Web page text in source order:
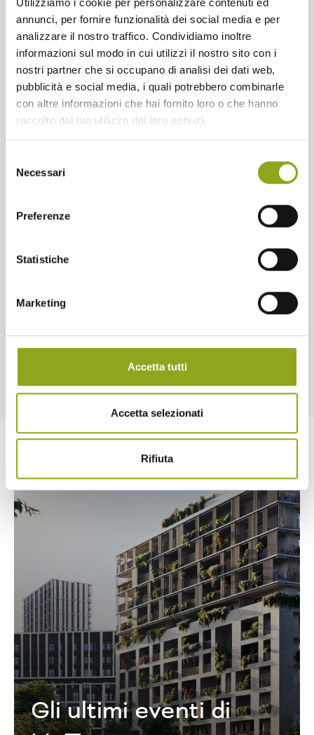
annunci, per fornire funzionalità dei social media e per
analizzare il nostro traffico. Condividiamo inoltre
informazioni sul modo in cui utilizzi il nostro sito con i
nostri partner che si occupano di analisi dei dati web,
pubblicità e social media, i quali potrebbero combinarle
con altre informazioni che hai fornito loro o che hanno
raccolto dal tuo utilizzo dei loro servizi.
delNecessari
Preferenze
Statistiche
Marketing
Accetta tutti
Accetta selezionati
Rifiuta
15/06/2026
La decima edizione della UpTown Green
Week è stata straordinaria!
Decima UpTown Green Week, dall'8 al 14 giugno 2026:
il parco e l'aia di Cascina Spazio Vivo protagonisti,
nell'unico quartiere certificato sostenibile di Milano.
1 2 3
Gli ultimi eventi di